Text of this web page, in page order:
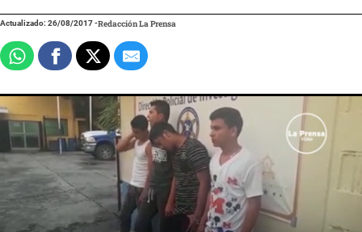
Actualizado: 26/08/2017-Redacción La Prensa